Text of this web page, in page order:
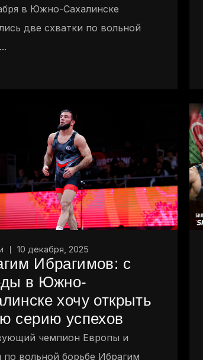
в Южно-Сахалинске
две схватки по вольной
10 декабря, 2025
Ибрагимов: с
в Южно-
хочу открыть
серию успехов
чемпион Европы и
по вольной борьбе Ибрагим